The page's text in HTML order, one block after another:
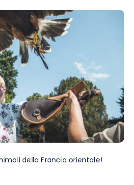
della Francia orientale!